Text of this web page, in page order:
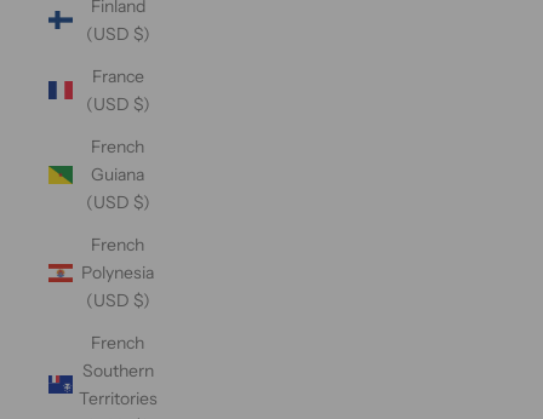
Finland
(USD $)
France
(USD $)
French
Guiana
(USD $)
French
Polynesia
(USD $)
French
Southern
Territories